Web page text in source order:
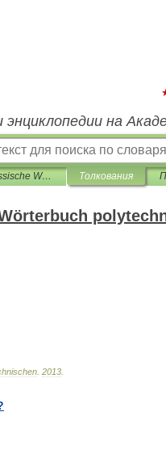
энциклопедии на
Deutsch-Russische Wörterbuch polytechnischen Толкования
2013